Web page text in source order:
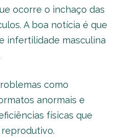
ocorre o inchaço das
A boa notícia é que
infertilidade masculina
como
anormais e
físicas que